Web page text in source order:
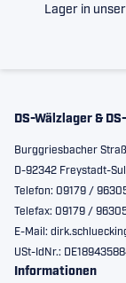
Lager in
DS-Wälzlager &
Burggriesbacher
D-92342 Freystadt-
Telefon: 09179 /
Telefax: 09179 /
E-Mail:
USt-IdNr.:
Informationen